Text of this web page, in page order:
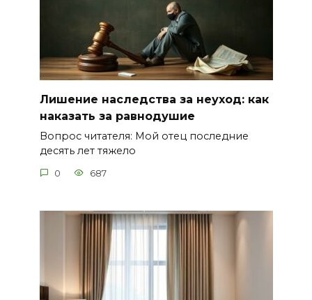
Лишение наследства за неуход: как
наказать за равнодушие
Вопрос читателя: Мой отец последние
десять лет тяжело
0 687